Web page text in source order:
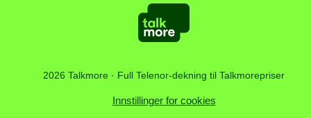
2026 Talkmore · Full Telenor-dekning til Talkmorepriser
Innstillinger for cookies